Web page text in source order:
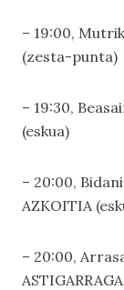
– 19:00,
(zesta-punta)
– 19:30,
(eskua)
– 20:00,
AZKOITIA
– 20:00,